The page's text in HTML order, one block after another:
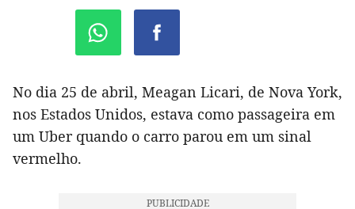
No dia 25 de abril, Meagan Licari, de Nova York,
nos Estados Unidos, estava como passageira em
um Uber quando o carro parou em um sinal
vermelho.